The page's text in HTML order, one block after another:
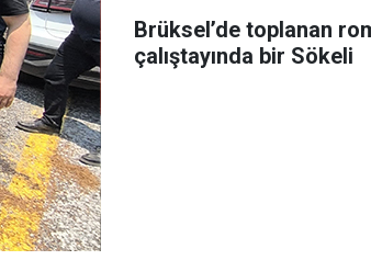
Brüksel’de toplanan
çalıştayında bir Sökeli